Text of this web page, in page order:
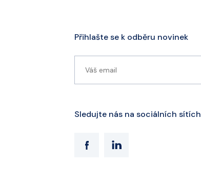
Přihlašte se k odběru novinek
Sledujte nás na sociálních sítích